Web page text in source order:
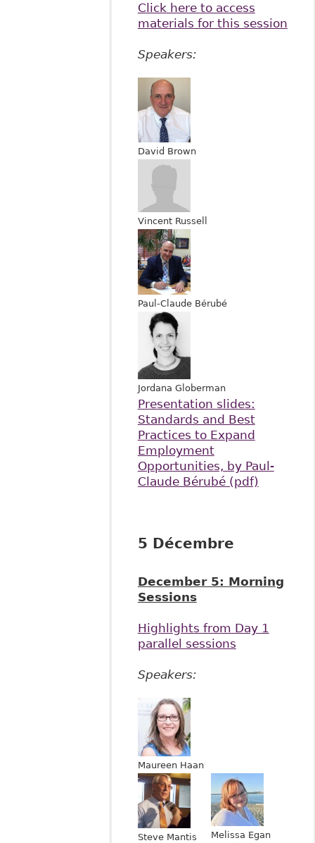
Click here to access
materials for this session
Speakers:
David Brown
Vincent Russell
Paul-Claude Bérubé
Jordana Globerman
Presentation slides:
Standards and Best
Practices to Expand
Employment
Opportunities, by Paul-
Claude Bérubé (pdf)
5 Décembre
December 5: Morning
Sessions
Highlights from Day 1
parallel sessions
Speakers:
Maureen Haan
Steve Mantis Melissa Egan